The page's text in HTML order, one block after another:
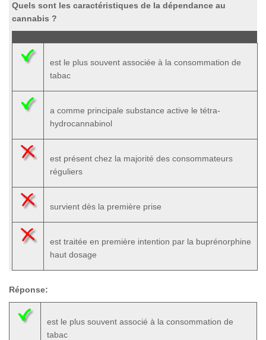
Quels sont les caractéristiques de la dépendance au
cannabis ?
est le plus souvent associée à la consommation de
tabac
a comme principale substance active le tétra-
hydrocannabinol
est présent chez la majorité des consommateurs
réguliers
survient dès la première prise
est traitée en première intention par la buprénorphine
haut dosage
Réponse:
est le plus souvent associé à la consommation de
tabac